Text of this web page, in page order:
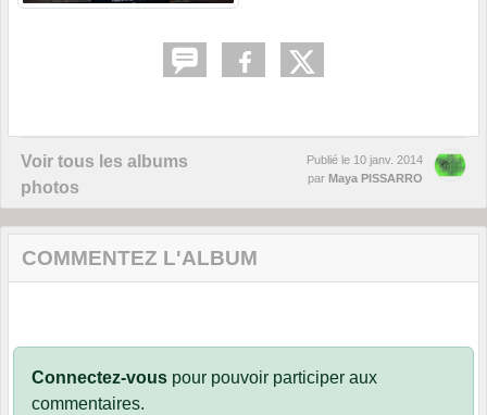
Voir tous les albums
photos
Publié le 10 janv. 2014
par Maya PISSARRO
COMMENTEZ L'ALBUM
Connectez-vous pour pouvoir participer aux
commentaires.